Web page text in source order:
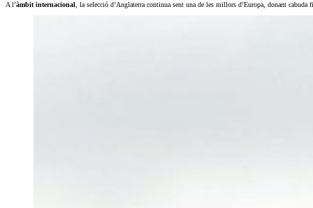
A l’àmbit internacional, la selecció d’Anglaterra continua sent una de les millors d’Europa, donant